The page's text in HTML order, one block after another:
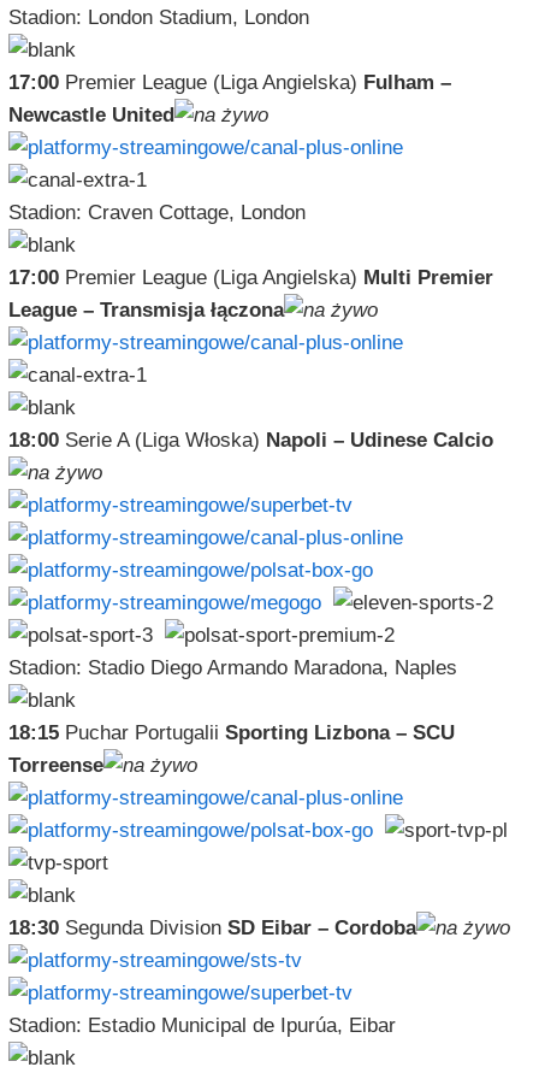
Stadion: London Stadium, London
17:00Premier League (Liga Angielska) Fulham –
Newcastle United
Stadion: Craven Cottage, London
17:00Premier League (Liga Angielska) Multi Premier
League – Transmisja łączona
18:00Serie A (Liga Włoska) Napoli – Udinese Calcio
Stadion: Stadio Diego Armando Maradona, Naples
18:15Puchar Portugalii Sporting Lizbona – SCU
Torreense
18:30Segunda Division SD Eibar – Cordoba
Stadion: Estadio Municipal de Ipurúa, Eibar